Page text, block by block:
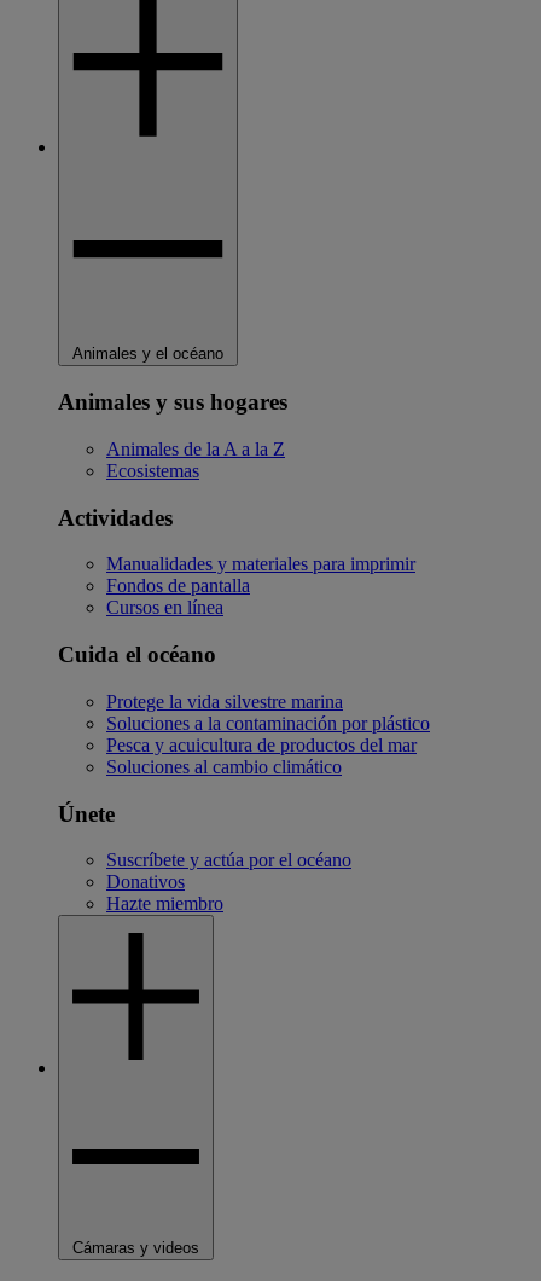
Animales y el océano
Animales y sus hogares
Animales de la A a la Z
Ecosistemas
Actividades
Manualidades y materiales para imprimir
Fondos de pantalla
Cursos en línea
Cuida el océano
Protege la vida silvestre marina
Soluciones a la contaminación por plástico
Pesca y acuicultura de productos del mar
Soluciones al cambio climático
Únete
Suscríbete y actúa por el océano
Donativos
Hazte miembro
Cámaras y videos